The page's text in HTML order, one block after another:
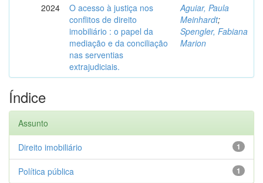
2024
O acesso à justiça nos
conflitos de direito
imobiliário : o papel da
mediação e da conciliação
nas serventias
extrajudiciais.
Aguiar, Paula
Meinhardt;
Spengler, Fabiana
Marion
Índice
Assunto
1
Direito imobiliário
1
Política pública